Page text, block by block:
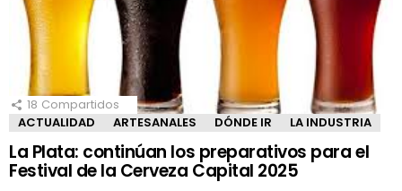
18 Compartidos
ACTUALIDAD
ARTESANALES DÓNDE IR LA INDUSTRIA
La Plata: continúan los preparativos para el
Festival de la Cerveza Capital 2025